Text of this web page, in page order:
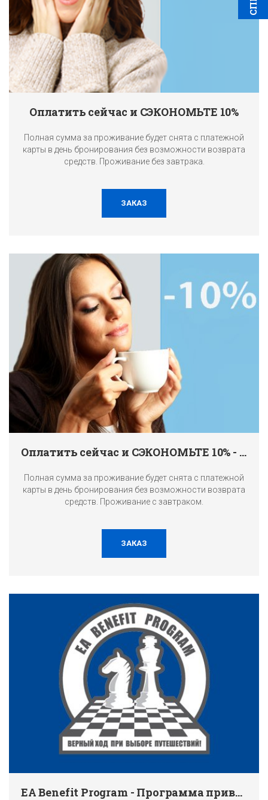
Оплатить сейчас и СЭКОНОМЬТЕ 10%
Полная сумма за проживание будет снята с платежной
карты в день бронирования без возможности возврата
средств. Проживание без завтрака.
ЗАКАЗ
Оплатить сейчас и СЭКОНОМЬТЕ 10% - с завтраком
Полная сумма за проживание будет снята с платежной
карты в день бронирования без возможности возврата
средств. Проживание с завтраком.
ЗАКАЗ
EA Benefit Program - Программа привилегий